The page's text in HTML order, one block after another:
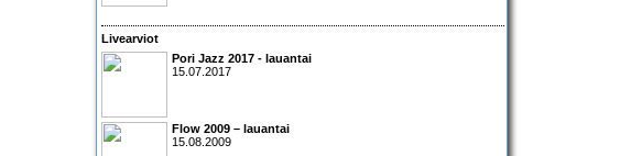
Livearviot
Pori Jazz 2017 - lauantai
15.07.2017
Flow 2009 – lauantai
15.08.2009